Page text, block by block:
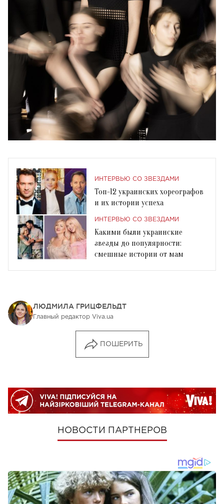
ИНТЕРВЬЮ СО ЗВЕЗДАМИ
Топ-12 украинских хореографов
и их истории успеха
ИНТЕРВЬЮ СО ЗВЕЗДАМИ
Какими были украинские
звезды до популярности:
смешные истории от мам
ЛЮДМИЛА ГРИЦФЕЛЬДТ
Главный редактор Viva.ua
ПОШЕРИТЬ
НОВОСТИ ПАРТНЕРОВ